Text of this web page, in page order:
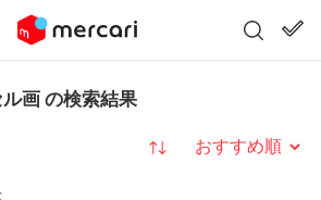
画 の検索結果
並び替え